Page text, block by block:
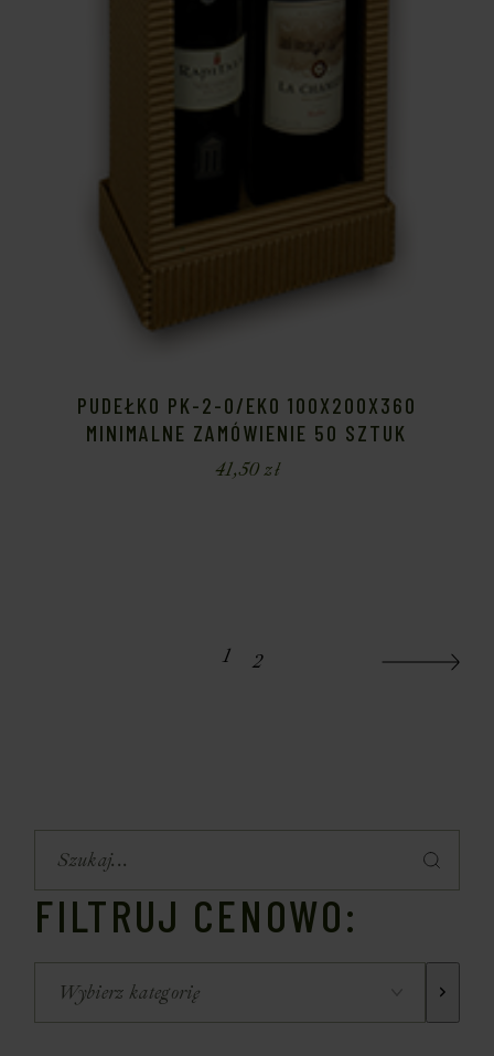
PUDEŁKO PK-2-O/EKO 100X200X360
MINIMALNE ZAMÓWIENIE 50 SZTUK
41,50zł
1 2
FILTRUJ CENOWO: